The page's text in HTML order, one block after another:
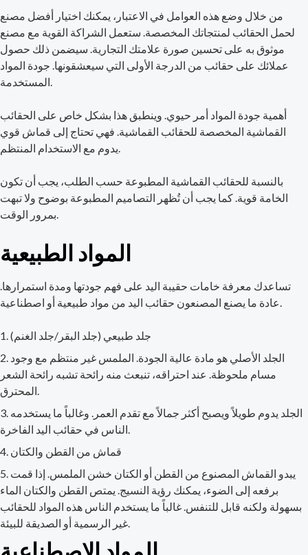
من خلال وضع هذه العوامل في الاعتبار، يمكنك اختيار أفضل مصنع
لحمل الحقائب لمنتجاتك المخصصة. ستعمل الشراكة القوية مع مصنع
موثوق به على تحسين صورة علامتك التجارية. سيضمن ذلك حصول
عملائك على حقائب من الدرجة الأولى التي سيعشقونها. جودة المواد
أهمية جودة المواد أمر حيوي. وينطبق هذا بشكل خاص على الحقائب
القماشية المخصصة للحقائب القماشية. فهي تحتاج إلى قماش قوي
بالنسبة للحقائب القماشية المطبوعة حسب الطلب، يجب أن تكون
الخامة قوية. كما يجب أن تُظهر التصاميم المطبوعة بوضوح ولا تبهت
المواد الطبيعية
تساعدك معرفة خامات حقيبة اليد على فهم جودتها ومدة استمرارها.
جلد طبيعي (جلد البقر/جلد الغنم)
الجلد الأصلي هو مادة عالية الجودة. الملمس غير منتظم مع وجود
مسام ملحوظة. عند احتراقه، تنبعث منه رائحة تشبه رائحة الشعر
الجلد يدوم طويلاً ويصبح أكثر جمالاً مع تقدم العمر. وغالباً ما يستخدمه
قماش من القطن والكتان
يبدو القماش المصنوع من القطن أو الكتان خشن الملمس. إذا قمت
برفعه إلى الضوء، يمكنك رؤية النسيج. يمتص القطن والكتان الماء
بسهولة ولكنه قابل للتنفس. غالباً ما يستخدم الناس هذه المواد للحقائب